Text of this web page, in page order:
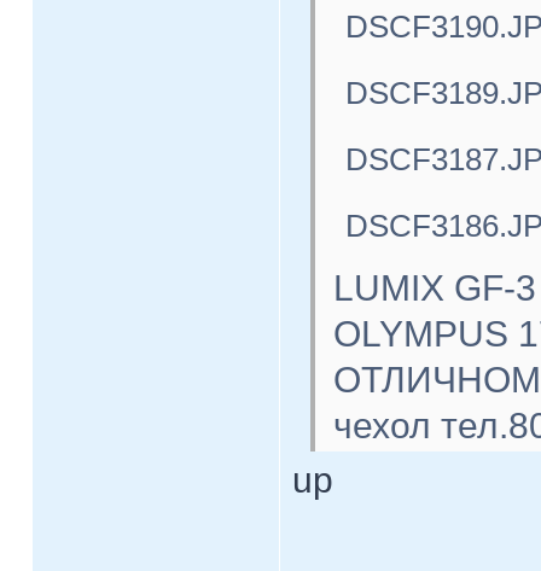
LUMIX GF-
OLYMPUS
ОТЛИЧНОМ
чехол
up